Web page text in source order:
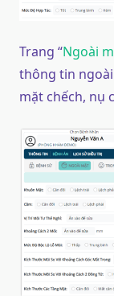
Trang “Ngoài
thông tin
mặt chếch, nụ